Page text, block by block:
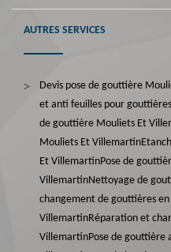
AUTRES SERVICES
Devis pose de gouttière
et anti feuilles pour
de gouttière Mouliets Et
Mouliets Et Villemartin
Et VillemartinPose de
VillemartinNettoyage de
changement de gouttières
VillemartinRéparation et
VillemartinPose de gouttière